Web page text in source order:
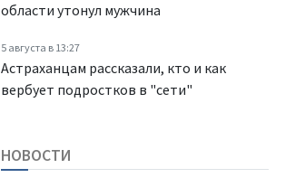
области утонул мужчина
5 августа в 13:27
Астраханцам рассказали, кто и как
вербует подростков в "сети"
НОВОСТИ